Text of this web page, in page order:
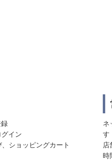
イン
ショッピングカート
ネ
す
店
時